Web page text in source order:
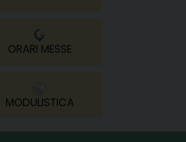
ORARI MESSE
MODULISTICA